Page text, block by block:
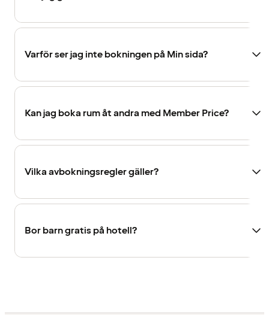
Varför ser jag inte bokningen på Min sida?
Kan jag boka rum åt andra med Member Price?
Vilka avbokningsregler gäller?
Bor barn gratis på hotell?